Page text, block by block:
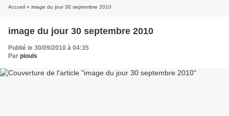
Accueil » image du jour 30 septembre 2010
image du jour 30 septembre 2010
Publié le 30/09/2010 à 04:35
Par piouls